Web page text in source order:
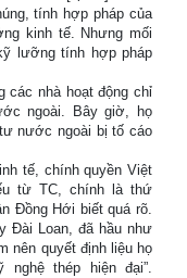
tính hợp pháp của
kinh tế. Nhưng mối
lưỡng tính hợp pháp
các nhà hoạt động chỉ
ngoài. Bây giờ, họ
nước ngoài bị tố cáo
tế, chính quyền Việt
từ TC, chính là thứ
Đồng Hới biết quá rõ.
Đài Loan, đã hầu như
nên quyết định liệu họ
thép hiện đại”.